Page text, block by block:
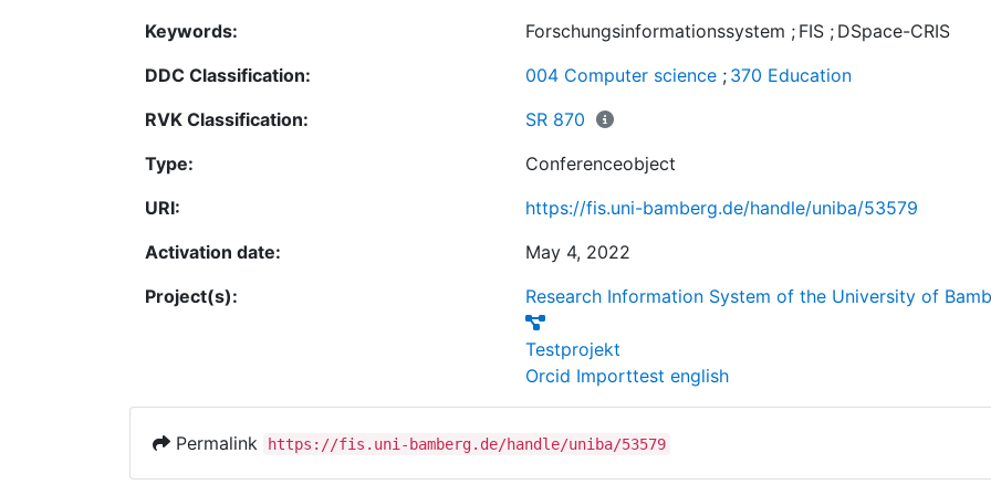
Keywords: Forschungsinformationssystem ; FIS ; DSpace-CRIS
DDC Classification:
004 Computer science ; 370 Education
RVK Classification:
SR 870
Type:
Conferenceobject
URI:
https://fis.uni-bamberg.de/handle/uniba/53579
Activation date:
May 4, 2022
Project(s):
Research Information System of the University of
Testprojekt
Orcid Importtest english
Permalink https://fis.uni-bamberg.de/handle/uniba/53579